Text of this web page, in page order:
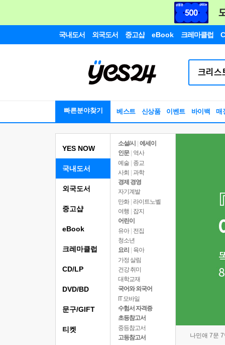
국내도서 외국도서 중고샵 eBook 크레마클럽
빠른분야찾기 베스트 신상품 이벤트 바이백 매
YES NOW
국내도서
소설/시
에세이
인문
역사
예술 | 종교
사회 | 과학
경제 경영
자기계발
만화 | 라이트노벨
여행
잡지
어린이
유아 | 전집
청소년
요리
육아
가정 살림
건강 취미
대학교재
국어와 외국어
IT 모바일
수험서 자격증
초등참고서
중등참고서
고등참고서
나민애 7문
외국도서
중고샵
eBook
크레마클럽
CD/LP
DVD/BD
문구/GIFT
티켓